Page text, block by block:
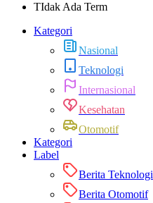
TIdak Ada Term
Kategori
Nasional
Teknologi
Internasional
Kesehatan
Otomotif
Kategori
Label
Berita Teknologi
Berita Otomotif